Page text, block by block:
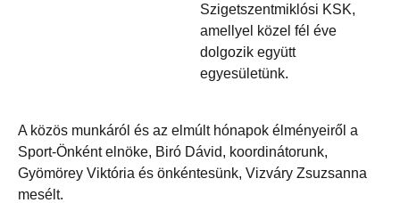
Szigetszentmiklósi KSK,
amellyel közel fél éve
dolgozik együtt
egyesületünk.
A közös munkáról és az elmúlt hónapok élményeiről a
Sport-Önként elnöke, Biró Dávid, koordinátorunk,
Gyömörey Viktória és önkéntesünk, Vizváry Zsuzsanna
mesélt.